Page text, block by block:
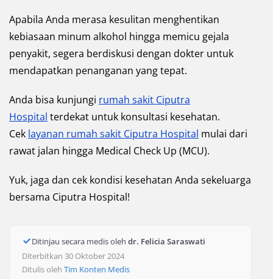
Apabila Anda merasa kesulitan menghentikan
kebiasaan minum alkohol hingga memicu gejala
penyakit, segera berdiskusi dengan dokter untuk
mendapatkan penanganan yang tepat.
Anda bisa kunjungi rumah sakit Ciputra
Hospital terdekat untuk konsultasi kesehatan.
Cek layanan rumah sakit Ciputra Hospital mulai dari
rawat jalan hingga Medical Check Up (MCU).
Yuk, jaga dan cek kondisi kesehatan Anda sekeluarga
bersama Ciputra Hospital!
Ditinjau secara medis oleh dr. Felicia Saraswati
Diterbitkan 30 Oktober 2024
Ditulis oleh Tim Konten Medis